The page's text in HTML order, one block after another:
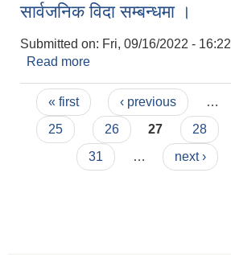
सार्वजनिक विदा सम्बन्धमा ।
Submitted on: Fri, 09/16/2022 - 16:22
Read more
Pages
« first ‹ previous …
25
26 27 28
31
… next ›